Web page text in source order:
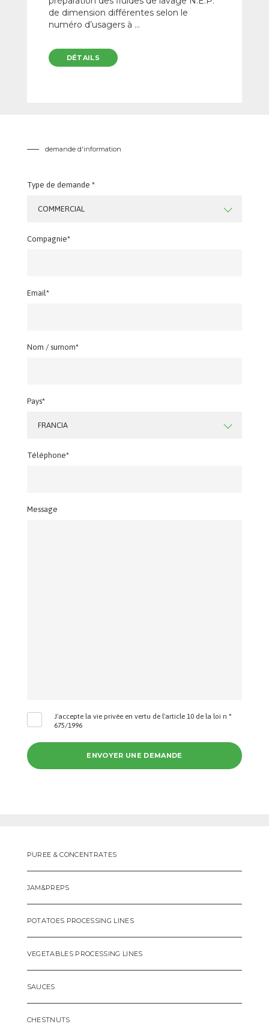
de dimension différentes selon le
numéro d’usagers à ...
DÉTAILS
demande d'information
Type de demande *
COMMERCIAL
Compagnie*
Email*
Nom / surnom*
Pays*
FRANCIA
Téléphone*
Message
J'accepte la vie privée en vertu de l'article 10 de la loi n °
675/1996
PUREE & CONCENTRATES
JAM&PREPS
POTATOES PROCESSING LINES
VEGETABLES PROCESSING LINES
SAUCES
CHESTNUTS